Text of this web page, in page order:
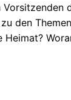
Vorsitzenden
den
Heimat?